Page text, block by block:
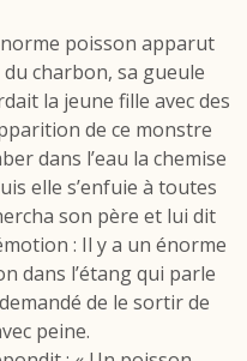
poisson apparut
charbon, sa gueule
la jeune fille avec des
de ce monstre
dans l’eau la chemise
elle s’enfuie à toutes
son père et lui dit
: Il y a un énorme
dans l’étang qui parle
de le sortir de
peine.